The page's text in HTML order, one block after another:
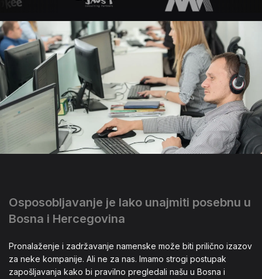
Osposobljavanje je lako unajmiti posebnu u
Bosna i Hercegovina
Pronalaženje i zadržavanje namenske može biti prilično izazov
za neke kompanije. Ali ne za nas. Imamo strogi postupak
zapošljavanja kako bi pravilno pregledali našu u Bosna i